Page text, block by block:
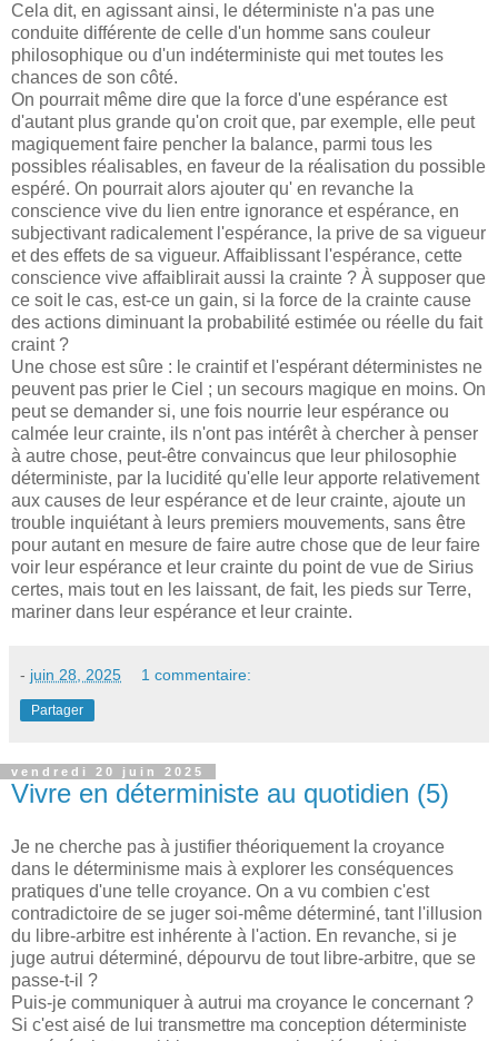
Cela dit, en agissant ainsi, le déterministe n'a pas une
conduite différente de celle d'un homme sans couleur
philosophique ou d'un indéterministe qui met toutes les
chances de son côté.
On pourrait même dire que la force d'une espérance est
d'autant plus grande qu'on croit que, par exemple, elle peut
magiquement faire pencher la balance, parmi tous les
possibles réalisables, en faveur de la réalisation du possible
espéré. On pourrait alors ajouter qu' en revanche la
conscience vive du lien entre ignorance et espérance, en
subjectivant radicalement l'espérance, la prive de sa vigueur
et des effets de sa vigueur. Affaiblissant l'espérance, cette
conscience vive affaiblirait aussi la crainte ? À supposer que
ce soit le cas, est-ce un gain, si la force de la crainte cause
des actions diminuant la probabilité estimée ou réelle du fait
craint ?
Une chose est sûre : le craintif et l'espérant déterministes ne
peuvent pas prier le Ciel ; un secours magique en moins. On
peut se demander si, une fois nourrie leur espérance ou
calmée leur crainte, ils n'ont pas intérêt à chercher à penser
à autre chose, peut-être convaincus que leur philosophie
déterministe, par la lucidité qu'elle leur apporte relativement
aux causes de leur espérance et de leur crainte, ajoute un
trouble inquiétant à leurs premiers mouvements, sans être
pour autant en mesure de faire autre chose que de leur faire
voir leur espérance et leur crainte du point de vue de Sirius
certes, mais tout en les laissant, de fait, les pieds sur Terre,
mariner dans leur espérance et leur crainte.
- juin 28, 2025 1 commentaire:
Partager
vendredi 20 juin 2025
Vivre en déterministe au quotidien (5)
Je ne cherche pas à justifier théoriquement la croyance
dans le déterminisme mais à explorer les conséquences
pratiques d'une telle croyance. On a vu combien c'est
contradictoire de se juger soi-même déterminé, tant l'illusion
du libre-arbitre est inhérente à l'action. En revanche, si je
juge autrui déterminé, dépourvu de tout libre-arbitre, que se
passe-t-il ?
Puis-je communiquer à autrui ma croyance le concernant ?
Si c'est aisé de lui transmettre ma conception déterministe